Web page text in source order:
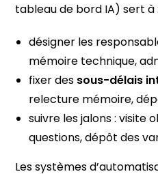
tableau de bord IA) sert à :
désigner les
mémoire technique,
fixer des sous-délais
relecture mémoire,
suivre les jalons : visite
questions, dépôt des
Les systèmes